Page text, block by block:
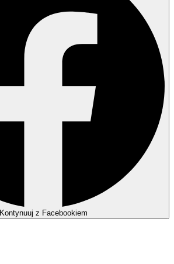
Kontynuuj z Facebookiem